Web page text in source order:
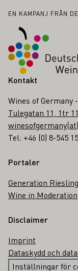
Sidfot
EN KAMPANJ FRÅN
Kontakt
Wines of Germany
Tulegatan 11, 1tr
Tel: +46 (0) 8-545
Portaler
Generation Riesling
Wine in Moderation
Disclaimer
Imprint
Dataskydd och
Inställningar för